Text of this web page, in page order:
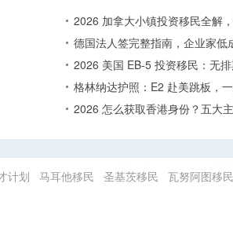
2026 加拿大小镇投资移民全解
德国法人签完整指南，企业家低
2026 美国 EB-5 投资移民：无
格林纳达护照：E2 赴美跳板，
2026 怎么获取香港身份？五大
计划 马耳他移民 圣基茨移民 瓦努阿图移民